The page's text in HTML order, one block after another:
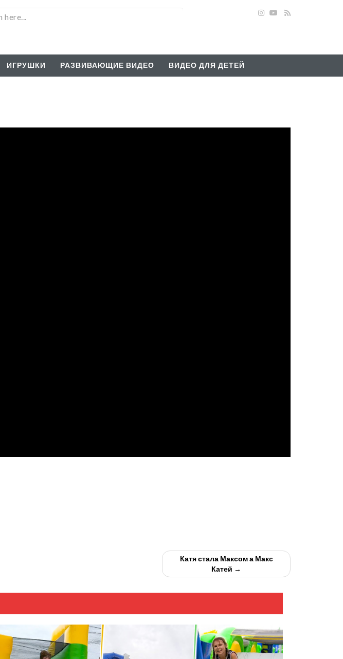
ИГРУШКИ РАЗВИВАЮЩИЕ ВИДЕО ВИДЕО ДЛЯ ДЕТЕЙ
Катя стала Максом а Макс
Катей →